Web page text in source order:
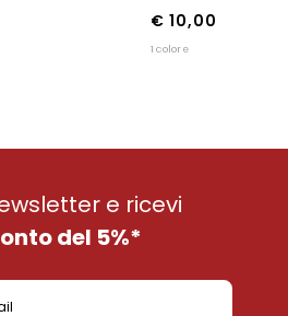
€ 10,00
1 colore
e ricevi
del 5%*